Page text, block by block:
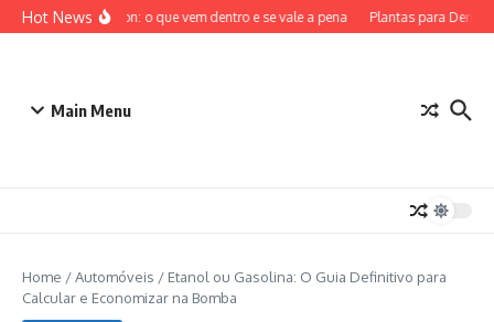
Ir para o conteúdo
Hot News
ETB Pokémon: o que vem dentro e se vale a pena Plantas para Dentro
Main Menu
Home /Automóveis / Etanol ou Gasolina: O Guia Definitivo para
Calcular e Economizar na Bomba